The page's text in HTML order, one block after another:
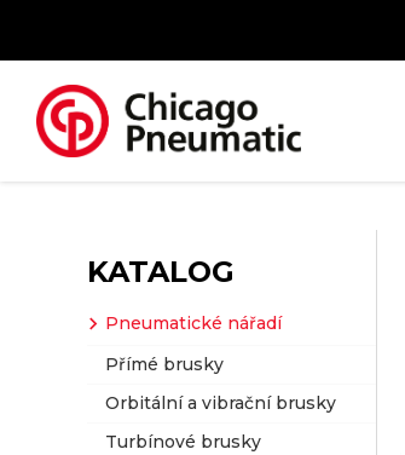
KATALOG
Pneumatické nářadí
Přímé brusky
Orbitální a vibrační brusky
Turbínové brusky